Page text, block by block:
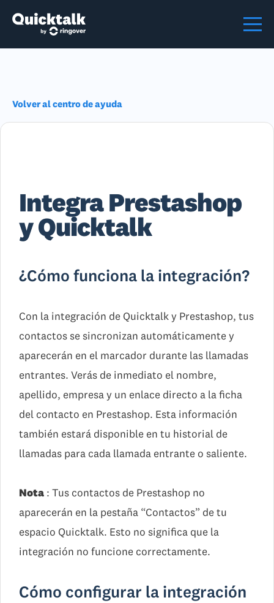
Volver al centro de ayuda
Integra Prestashop
y Quicktalk
¿Cómo funciona la integración?
Con la integración de Quicktalk y Prestashop, tus
contactos se sincronizan automáticamente y
aparecerán en el marcador durante las llamadas
entrantes. Verás de inmediato el nombre,
apellido, empresa y un enlace directo a la ficha
del contacto en Prestashop. Esta información
también estará disponible en tu historial de
llamadas para cada llamada entrante o saliente.
Nota : Tus contactos de Prestashop no
aparecerán en la pestaña “Contactos” de tu
espacio Quicktalk. Esto no significa que la
integración no funcione correctamente.
Cómo configurar la integración